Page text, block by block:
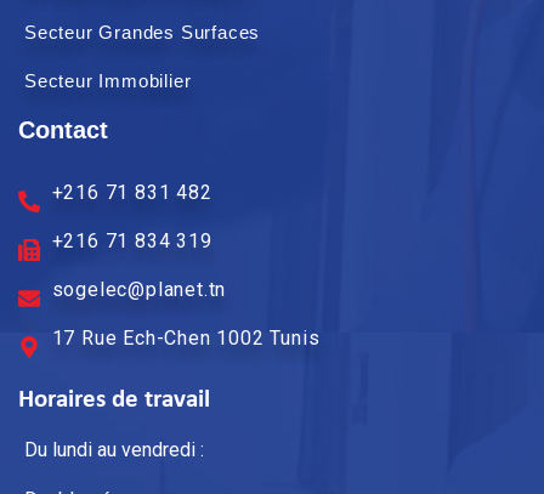
Secteur Grandes Surfaces
Secteur Immobilier
Contact
+216 71 831 482
+216 71 834 319
sogelec@planet.tn
17 Rue Ech-Chen 1002 Tunis
Horaires de travail
Du lundi au vendredi :